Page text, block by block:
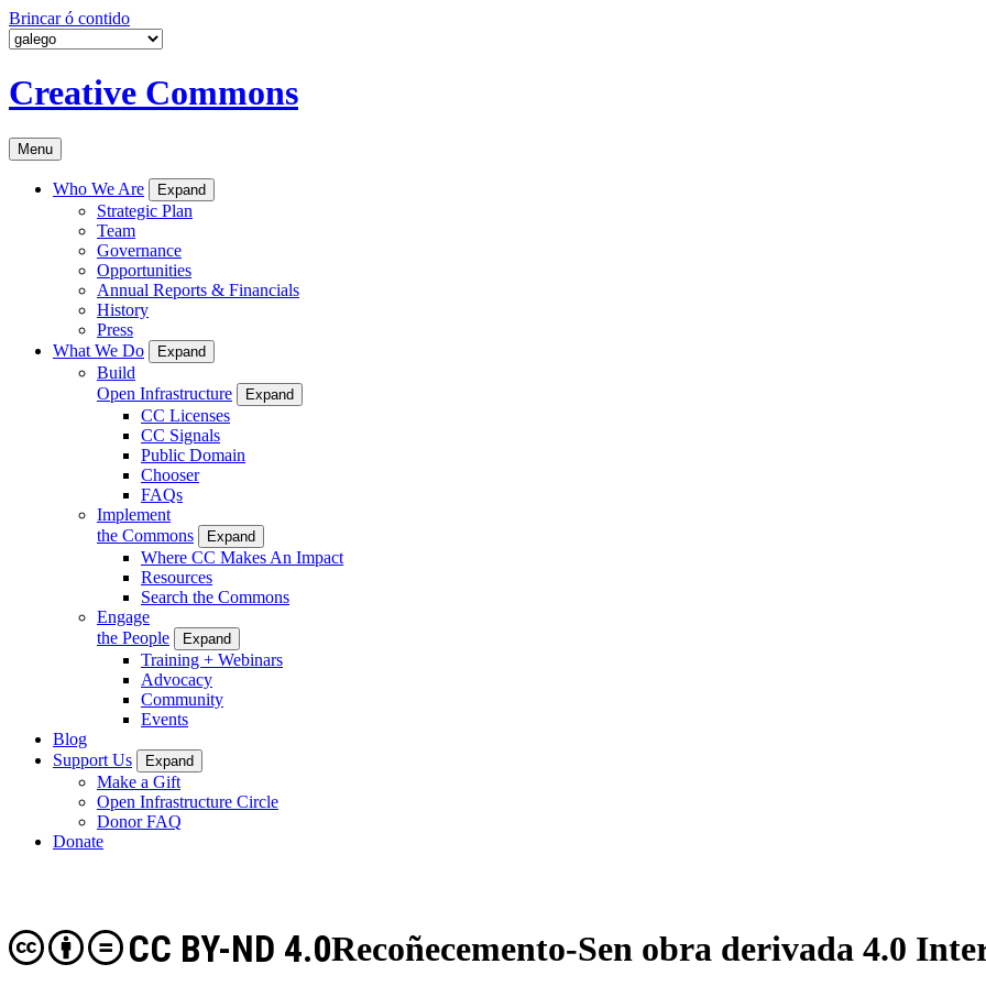
Brincar ó contido
Creative Commons
Menu
Who We Are Expand
Strategic Plan
Team
Governance
Opportunities
Annual Reports & Financials
History
Press
What We Do
Expand
Build
Open Infrastructure
Expand
CC Licenses
CC Signals
Public Domain
Chooser
FAQs
Implement
the Commons
Expand
Where CC Makes An Impact
Resources
Search the Commons
Engage
the People
Expand
Training + Webinars
Advocacy
Community
Events
Blog
Support Us
Expand
Make a Gift
Open Infrastructure Circle
Donor FAQ
Donate
Recoñecemento-Sen obra derivada 4.0
CC BY-ND 4.0